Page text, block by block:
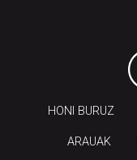
HONI BURUZ
ARAUAK